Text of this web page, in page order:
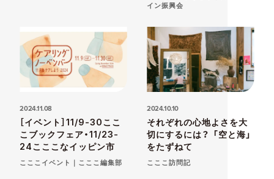
イン振興会
2024.11.08
［イベント］11/9-30ここ
こブックフェア・11/23-
24こここなイッピン市
こここイベント｜こここ編集部
2024.10.10
それぞれの心地よさを大
切にするには？ 「空と海」
をたずねて
こここ訪問記